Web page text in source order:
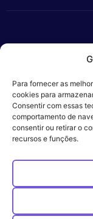
Para fornecer as
cookies para
Consentir com essas
comportamento de
consentir ou retirar o
recursos e funções.
Veros – Hospital